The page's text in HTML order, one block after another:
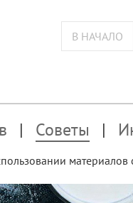
В НАЧАЛО
Советы
материалов